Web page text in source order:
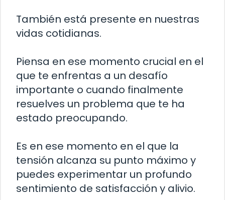
También está presente en nuestras
vidas cotidianas.
Piensa en ese momento crucial en el
que te enfrentas a un desafío
importante o cuando finalmente
resuelves un problema que te ha
estado preocupando.
Es en ese momento en el que la
tensión alcanza su punto máximo y
puedes experimentar un profundo
sentimiento de satisfacción y alivio.